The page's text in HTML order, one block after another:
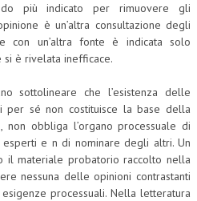
più indicato per rimuovere gli
è un’altra consultazione degli
con un’altra fonte è indicata solo
è rivelata inefficace.
sottolineare che l’esistenza delle
per sé non costituisce la base della
non obbliga l’organo processuale di
e n di nominare degli altri. Un
il materiale probatorio raccolto nella
nessuna delle opinioni contrastanti
processuali. Nella letteratura